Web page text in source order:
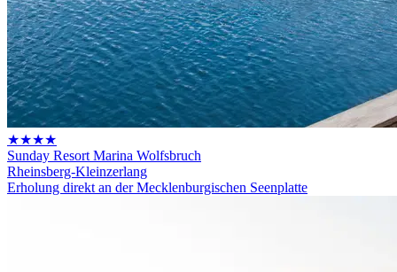
★★★★
Sunday Resort Marina Wolfsbruch
Rheinsberg-Kleinzerlang
Erholung direkt an der Mecklenburgischen Seenplatte